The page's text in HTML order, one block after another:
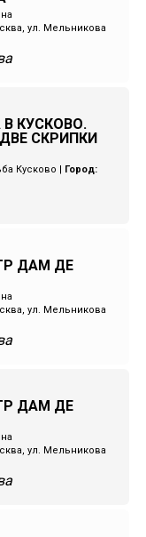
ул. Мельникова
В КУСКОВО.
СКРИПКИ
Кусково
Город:
ДАМ ДЕ
ул. Мельникова
ДАМ ДЕ
ул. Мельникова